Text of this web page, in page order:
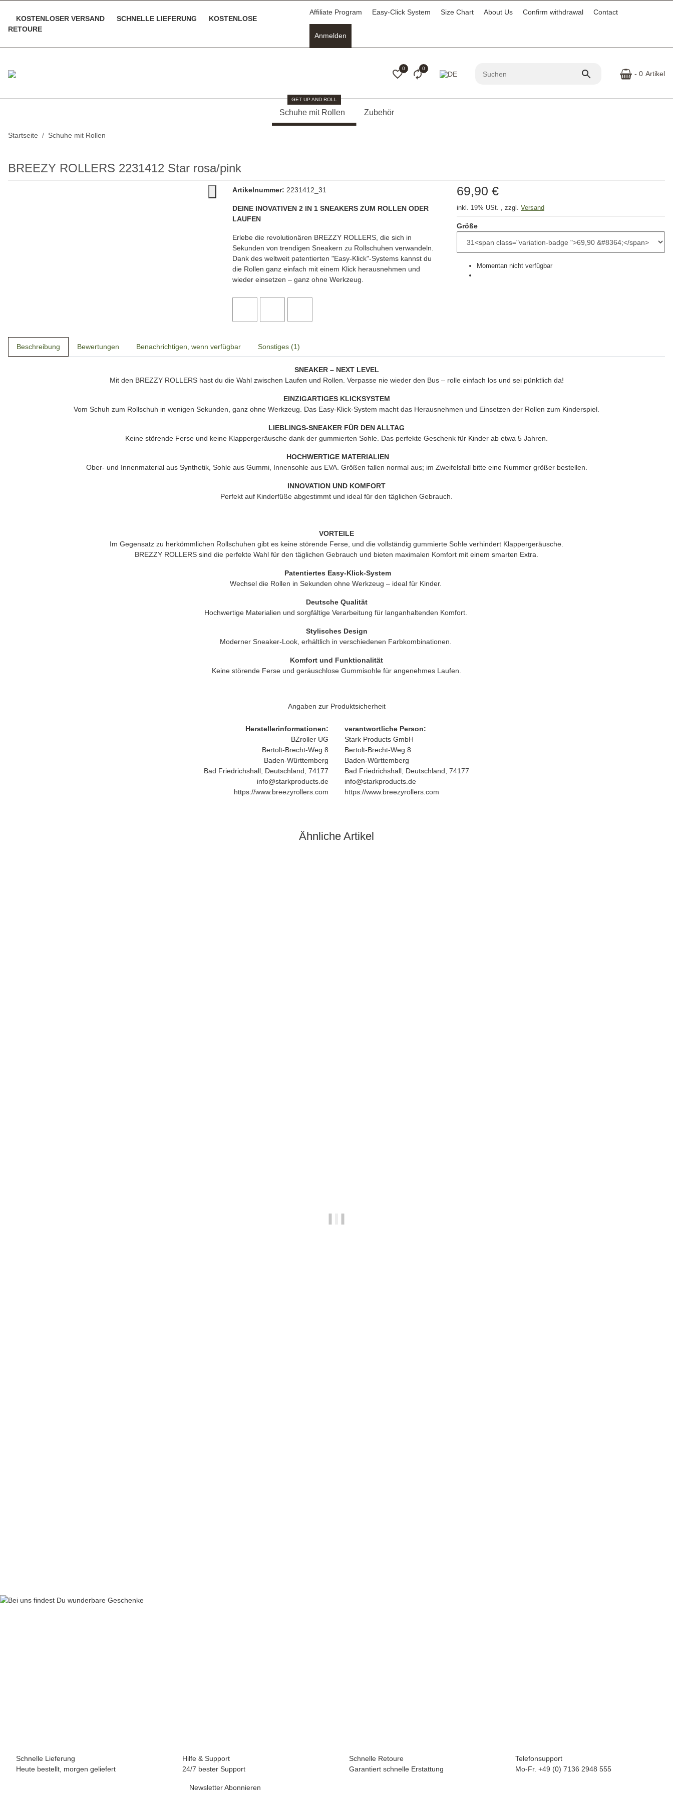
KOSTENLOSER VERSAND SCHNELLE LIEFERUNG
KOSTENLOSE
RETOURE
Affiliate Program Easy-Click System Size Chart About Us Confirm withdrawal Contact
Anmelden
0 0
- 0 Artikel
Schuhe mit Rollen
GET UP AND ROLL
Zubehör
Startseite Schuhe mit Rollen
BREEZY ROLLERS 2231412 Star rosa/pink
Artikelnummer: 2231412_31
DEINE INOVATIVEN 2 IN 1 SNEAKERS ZUM ROLLEN ODER
LAUFEN
Erlebe die revolutionären BREZZY ROLLERS, die sich in
Sekunden von trendigen Sneakern zu Rollschuhen verwandeln.
Dank des weltweit patentierten "Easy-Klick"-Systems kannst du
die Rollen ganz einfach mit einem Klick herausnehmen und
wieder einsetzen – ganz ohne Werkzeug.
Momentan nicht verfügbar
69,90 €
inkl. 19% USt. , zzgl. Versand
Größe
Beschreibung Bewertungen Benachrichtigen, wenn verfügbar Sonstiges (1)
SNEAKER – NEXT LEVEL
Mit den BREZZY ROLLERShast du die Wahl zwischen Laufen und Rollen. Verpasse nie wieder den Bus – rolle einfach los und sei pünktlich da!
EINZIGARTIGES KLICKSYSTEM
Vom Schuh zum Rollschuh in wenigen Sekunden, ganz ohne Werkzeug. Das Easy-Klick-System macht das Herausnehmen und Einsetzen der Rollen zum Kinderspiel.
LIEBLINGS-SNEAKER FÜR DEN ALLTAG
Keine störende Ferse und keine Klappergeräusche dank der gummierten Sohle. Das perfekte Geschenk für Kinder ab etwa 5 Jahren.
HOCHWERTIGE MATERIALIEN
Ober- und Innenmaterial aus Synthetik, Sohle aus Gummi, Innensohle aus EVA. Größen fallen normal aus; im Zweifelsfall bitte eine Nummer größer bestellen.
INNOVATION UND KOMFORT
Perfekt auf Kinderfüße abgestimmt und ideal für den täglichen Gebrauch.
VORTEILE
Im Gegensatz zu herkömmlichen Rollschuhen gibt es keine störende Ferse, und die vollständig gummierte Sohle verhindert Klappergeräusche.
BREZZY ROLLERS sind die perfekte Wahl für den täglichen Gebrauch und bieten maximalen Komfort mit einem smarten Extra.
Patentiertes Easy-Klick-System
Wechsel die Rollen in Sekunden ohne Werkzeug – ideal für Kinder.
Deutsche Qualität
Hochwertige Materialien und sorgfältige Verarbeitung für langanhaltenden Komfort.
Stylisches Design
Moderner Sneaker-Look, erhältlich in verschiedenen Farbkombinationen.
Komfort und Funktionalität
Keine störende Ferse und geräuschlose Gummisohle für angenehmes Laufen.
Angaben zur Produktsicherheit
Herstellerinformationen:
BZroller UG
Bertolt-Brecht-Weg 8
Baden-Württemberg
Bad Friedrichshall, Deutschland, 74177
info@starkproducts.de
https://www.breezyrollers.com
verantwortliche Person:
Stark Products GmbH
Bertolt-Brecht-Weg 8
Baden-Württemberg
Bad Friedrichshall, Deutschland, 74177
info@starkproducts.de
https://www.breezyrollers.com
Ähnliche Artikel
Schnelle Lieferung
Heute bestellt, morgen geliefert
Hilfe & Support
24/7 bester Support
Schnelle Retoure
Garantiert schnelle Erstattung
Telefonsupport
Mo-Fr. +49 (0) 7136 2948 555
Newsletter Abonnieren